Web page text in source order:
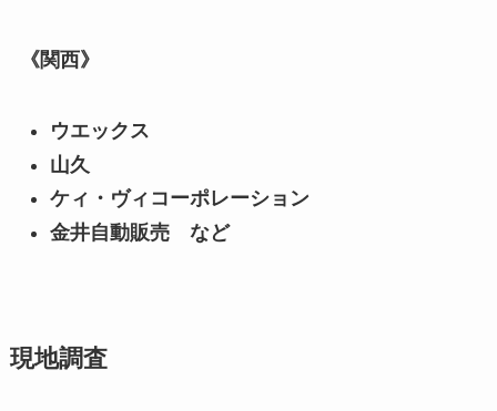
《関西》
ウエックス
山久
ケィ・ヴィコーポレーション
金井自動販売 など
現地調査